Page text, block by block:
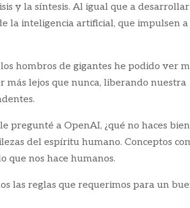
y la síntesis. Al igual que a desarrollar
la inteligencia artificial, que impulsen
hombros de gigantes he podido ver
más lejos que nunca, liberando nuestra
pregunté a OpenAI, ¿qué no haces
del espíritu humano. Conceptos
que nos hace humanos.
las reglas que requerimos para un